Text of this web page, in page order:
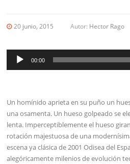
20 junio, 2015 Autor: Hector Rago
Reproductor
00:00
Un homínido aprieta en su puño un
una osamenta. Un hueso golpeado se
lenta. Imperceptiblemente el hueso
rotación majestuosa de una
escena ya clásica de 2001 Odisea del
alegóricamente milenios de evolución